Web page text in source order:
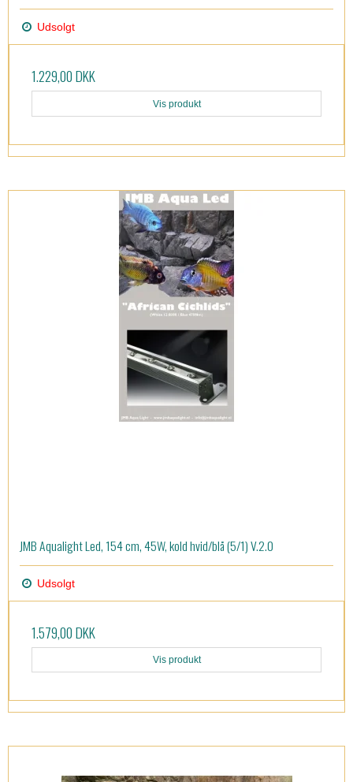
Udsolgt
1.229,00 DKK
Vis produkt
JMB Aqualight Led, 154 cm, 45W, kold hvid/blå (5/1) V.2.0
Udsolgt
1.579,00 DKK
Vis produkt